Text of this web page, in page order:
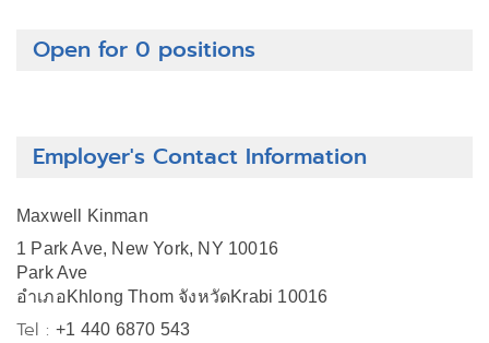
Open for 0 positions
Employer's Contact Information
Maxwell Kinman
1 Park Ave, New York, NY 10016
Park Ave
อำเภอKhlong Thom จังหวัดKrabi 10016
Tel :+1 440 6870 543